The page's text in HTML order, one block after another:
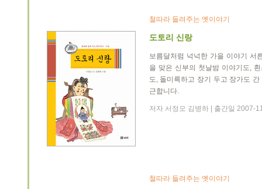
철따라 들려주는 옛이야기
도토리 신랑
보름달처럼 넉넉한 가을 이야기 서
을 맞은 신부의 첫날밤 이야기도,
도, 돌미륵하고 장기 두고 장가도
근합니다.
저자 서정오 김병하 | 출간일 2007-
철따라 들려주는 옛이야기